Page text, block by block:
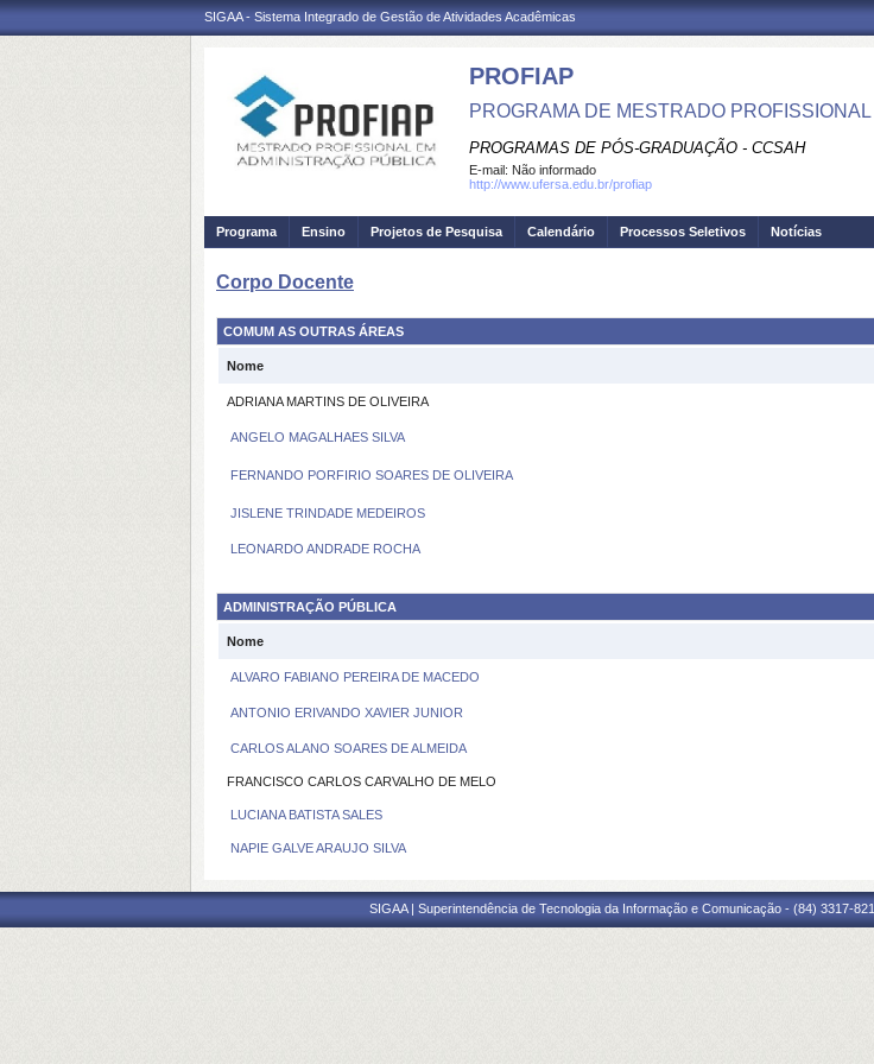
SIGAA - Sistema Integrado de Gestão de Atividades Acadêmicas
PROFIAP
PROGRAMA DE MESTRADO
PROGRAMAS DE PÓS-GRADUAÇÃO - CCSAH
E-mail: Não informado
http://www.ufersa.edu.br/profiap
Programa Ensino Projetos de Pesquisa Calendário Processos Seletivos Notícias
Corpo Docente
COMUM AS OUTRAS ÁREAS
Nome
ADRIANA MARTINS DE OLIVEIRA
ANGELO MAGALHAES SILVA
FERNANDO PORFIRIO SOARES DE OLIVEIRA
JISLENE TRINDADE MEDEIROS
LEONARDO ANDRADE ROCHA
ADMINISTRAÇÃO PÚBLICA
Nome
ALVARO FABIANO PEREIRA DE MACEDO
ANTONIO ERIVANDO XAVIER JUNIOR
CARLOS ALANO SOARES DE ALMEIDA
FRANCISCO CARLOS CARVALHO DE MELO
LUCIANA BATISTA SALES
NAPIE GALVE ARAUJO SILVA
SIGAA | Superintendência de Tecnologia da Informação e Comunicação - (84) 3317-